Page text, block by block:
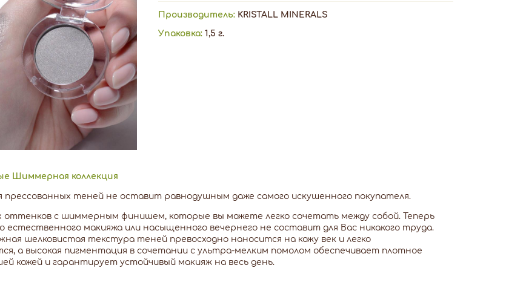
Производитель: KRISTALL MINERALS
Упаковка:1,5 г.
Шиммерная коллекция
прессованных теней не оставит равнодушным даже самого искушенного покупателя.
оттенков с шиммерным финишем, которые вы можете легко сочетать между собой. Теперь
естественного макияжа или насыщенного вечернего не составит для Вас никакого труда.
шелковистая текстура теней превосходно наносится на кожу век и легко
а высокая пигментация в сочетании с ультра-мелким помолом обеспечивает плотное
кожей и гарантирует устойчивый макияж на весь день.